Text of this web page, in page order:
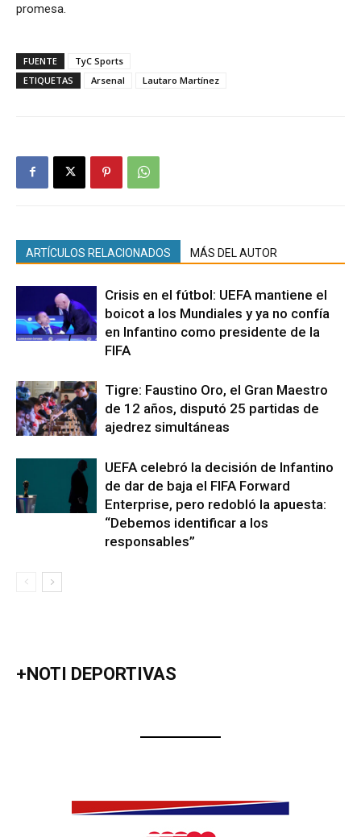
promesa.
FUENTE
TyC Sports
ETIQUETAS
Arsenal Lautaro Martínez
ARTÍCULOS RELACIONADOS MÁS DEL AUTOR
Crisis en el fútbol: UEFA mantiene el
boicot a los Mundiales y ya no confía
en Infantino como presidente de la
FIFA
Tigre: Faustino Oro, el Gran Maestro
de 12 años, disputó 25 partidas de
ajedrez simultáneas
UEFA celebró la decisión de Infantino
de dar de baja el FIFA Forward
Enterprise, pero redobló la apuesta:
“Debemos identificar a los
responsables”
+NOTI DEPORTIVAS